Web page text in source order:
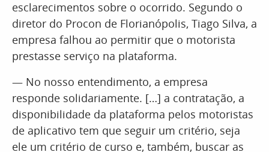
esclarecimentos sobre o ocorrido. Segundo o
diretor do Procon de Florianópolis, Tiago Silva, a
empresa falhou ao permitir que o motorista
prestasse serviço na plataforma.
— No nosso entendimento, a empresa
responde solidariamente. […] a contratação, a
disponibilidade da plataforma pelos motoristas
de aplicativo tem que seguir um critério, seja
ele um critério de curso e, também, buscar as